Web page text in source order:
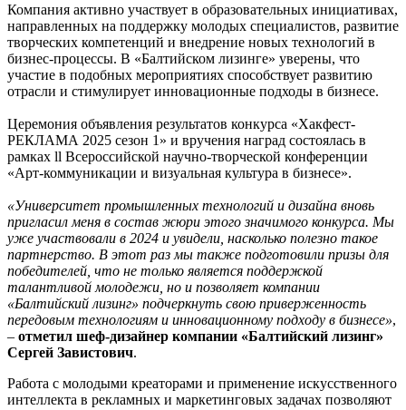
Компания активно участвует в образовательных инициативах,
направленных на поддержку молодых специалистов, развитие
творческих компетенций и внедрение новых технологий в
бизнес-процессы. В «Балтийском лизинге» уверены, что
участие в подобных мероприятиях способствует развитию
отрасли и стимулирует инновационные подходы в бизнесе.
Церемония объявления результатов конкурса «Хакфест-
РЕКЛАМА 2025 сезон 1» и вручения наград состоялась в
рамках ll Всероссийской научно-творческой конференции
«Арт-коммуникации и визуальная культура в бизнесе».
«Университет промышленных технологий и дизайна вновь
пригласил меня в состав жюри этого значимого конкурса. Мы
уже участвовали в 2024 и увидели, насколько полезно такое
партнерство. В этот раз мы также подготовили призы для
победителей, что не только является поддержкой
талантливой молодежи, но и позволяет компании
«Балтийский лизинг» подчеркнуть свою приверженность
передовым технологиям и инновационному подходу в бизнесе»,
– отметил шеф-дизайнер компании «Балтийский лизинг»
Сергей Завистович.
Работа с молодыми креаторами и применение искусственного
интеллекта в рекламных и маркетинговых задачах позволяют